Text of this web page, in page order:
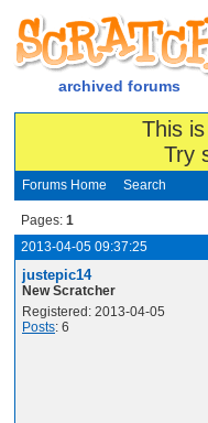
archived forums
This
Try
Forums Home Search
Pages: 1
2013-04-05 09:37:25
justepic14
New Scratcher
Registered: 2013-04-05
Posts: 6